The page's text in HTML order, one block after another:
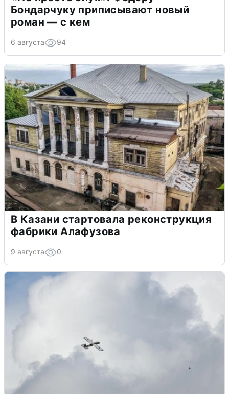
Бондарчуку приписывают новый
роман — с кем
6 августа 94
В Казани стартовала реконструкция
фабрики Алафузова
9 августа 0